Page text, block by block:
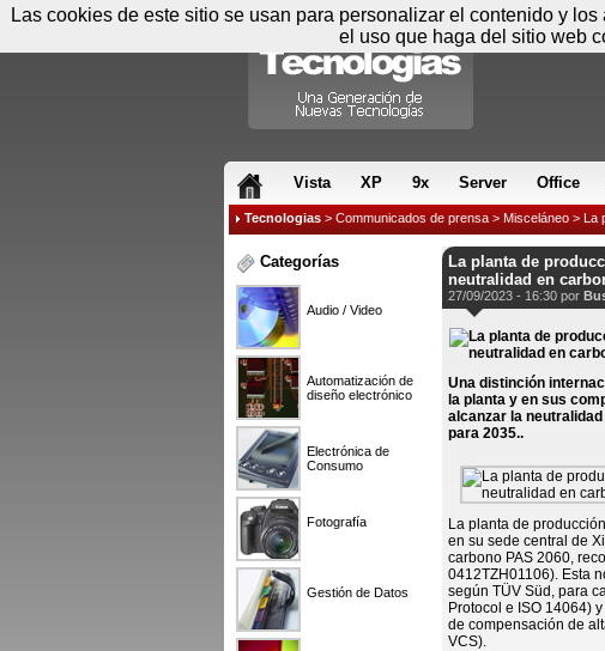
Vista XP 9x Server Office
Tecnologias > Communicados de prensa > Misceláneo > La
Categorías
Audio / Video
Automatización de
diseño electrónico
Electrónica de
Consumo
Fotografía
Gestión de Datos
La planta de
neutralidad en
27/09/2023 - 16:30 por
Una distinción
la planta y en sus
alcanzar la
para 2035..
La planta de
en su sede central de
carbono PAS 2060,
0412TZH01106). Esta
según TÜV Süd, para
Protocol e ISO 14064)
de compensación de
VCS).
Las cookies de este sitio se usan para personalizar el contenido y
el uso que haga del sitio web